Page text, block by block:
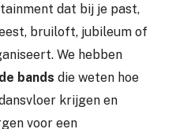
dat bij je past,
bruiloft, jubileum of
We hebben
bands die weten hoe
krijgen en
voor een